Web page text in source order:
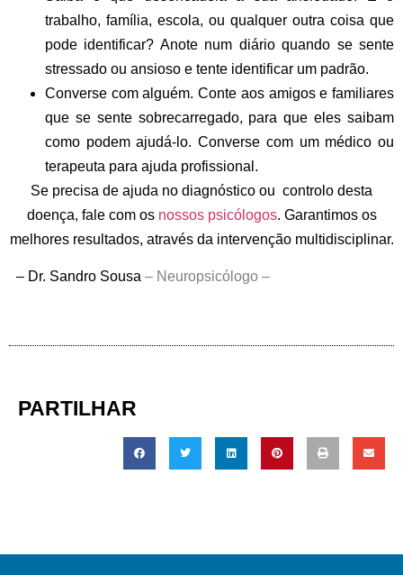
trabalho, família, escola, ou qualquer outra coisa que
pode identificar? Anote num diário quando se sente
stressado ou ansioso e tente identificar um padrão.
Converse com alguém. Conte aos amigos e familiares
que se sente sobrecarregado, para que eles saibam
como podem ajudá-lo. Converse com um médico ou
terapeuta para ajuda profissional.
Se precisa de ajuda no diagnóstico ou controlo desta
doença, fale com os nossos psicólogos. Garantimos os
melhores resultados, através da intervenção multidisciplinar.
– Dr. Sandro Sousa – Neuropsicólogo –
PARTILHAR